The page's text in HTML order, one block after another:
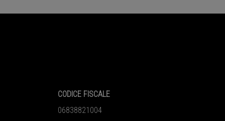
CODICE FISCALE
06838821004